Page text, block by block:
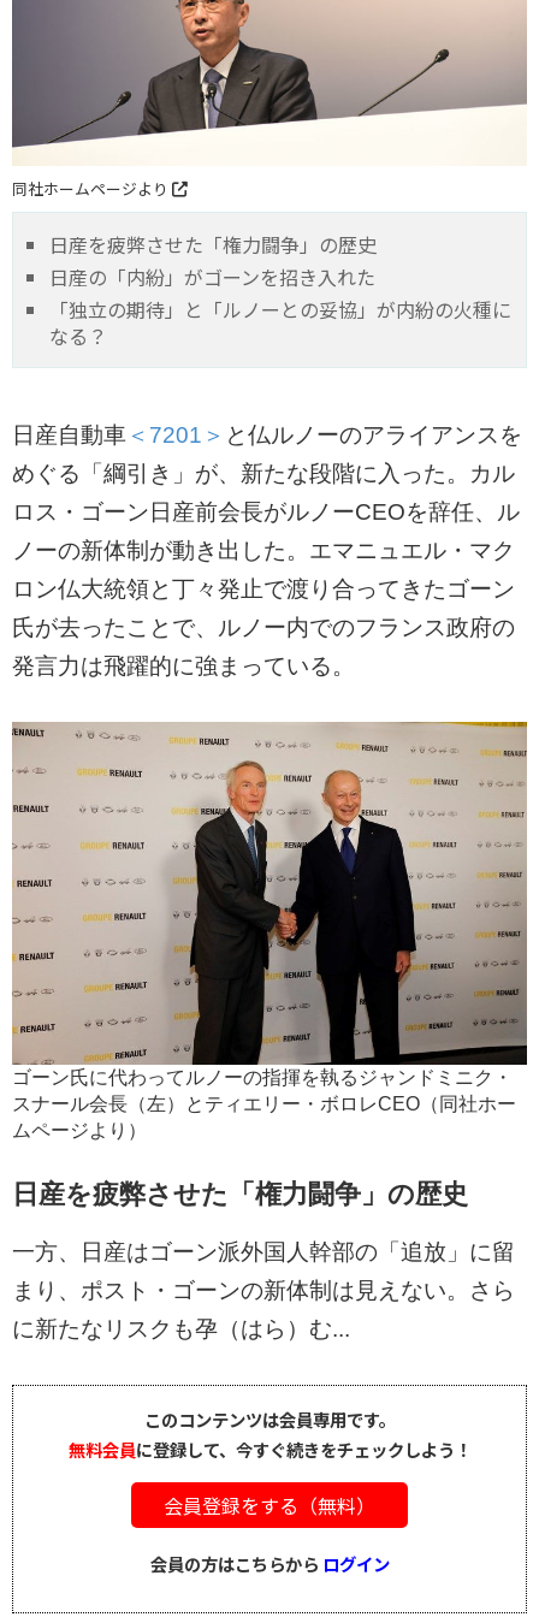
同社ホームページより
日産を疲弊させた「権力闘争」の歴史
日産の「内紛」がゴーンを招き入れた
「独立の期待」と「ルノーとの妥協」が内紛の火種に
なる？
日産自動車 ＜7201＞ と仏ルノーのアライアンスを
めぐる「綱引き」が、新たな段階に入った。カル
ロス・ゴーン日産前会長がルノーCEOを辞任、ル
ノーの新体制が動き出した。エマニュエル・マク
ロン仏大統領と丁々発止で渡り合ってきたゴーン
氏が去ったことで、ルノー内でのフランス政府の
発言力は飛躍的に強まっている。
ゴーン氏に代わってルノーの指揮を執るジャンドミニク・
スナール会長（左）とティエリー・ボロレCEO（同社ホー
ムページより）
日産を疲弊させた「権力闘争」の歴史
一方、日産はゴーン派外国人幹部の「追放」に留
まり、ポスト・ゴーンの新体制は見えない。さら
に新たなリスクも孕（はら）む...
このコンテンツは会員専用です。
無料会員に登録して、今すぐ続きをチェックしよう！
会員登録をする（無料）
会員の方はこちらから ログイン